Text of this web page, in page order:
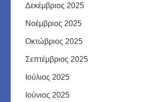
Δεκέμβριος 2025
Νοέμβριος 2025
Οκτώβριος 2025
Σεπτέμβριος 2025
Ιούλιος 2025
Ιούνιος 2025